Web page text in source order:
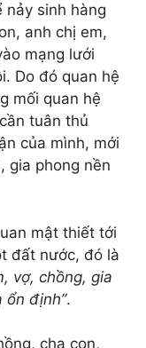
nảy sinh hàng
anh chị em,
mạng lưới
Do đó quan hệ
mối quan hệ
tuân thủ
của mình, mới
gia phong nền
mật thiết tới
đất nước, đó là
vợ, chồng, gia
ổn định”.
cha con,